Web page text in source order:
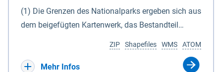
(1) Die Grenzen des Nationalparks ergeben sich aus
dem beigefügten Kartenwerk, das Bestandteil
(DTK) im Maßstab 1 : 100 000 (Anlage 2), 2.
verkleinerte Amtliche Karte 1 : 5 000 (AK5) im
ATOM
WMS
Shapefiles
ZIP
Mehr Infos